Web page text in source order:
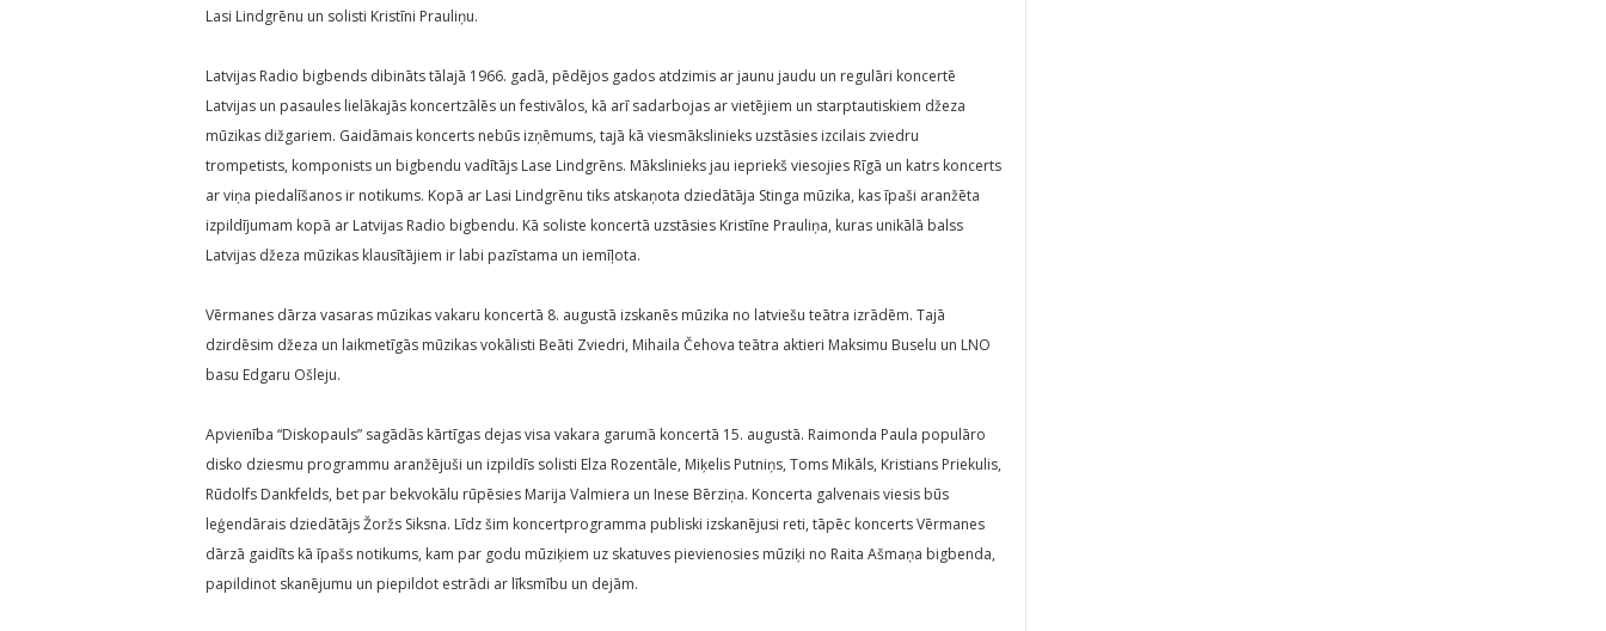
Lasi Lindgrēnu un solisti Kristīni Prauliņu.
Latvijas Radio bigbends dibināts tālajā 1966. gadā, pēdējos gados atdzimis ar jaunu jaudu un regulāri koncertē
Latvijas un pasaules lielākajās koncertzālēs un festivālos, kā arī sadarbojas ar vietējiem un starptautiskiem džeza
mūzikas dižgariem. Gaidāmais koncerts nebūs izņēmums, tajā kā viesmākslinieks uzstāsies izcilais zviedru
trompetists, komponists un bigbendu vadītājs Lase Lindgrēns. Mākslinieks jau iepriekš viesojies Rīgā un katrs koncerts
ar viņa piedalīšanos ir notikums. Kopā ar Lasi Lindgrēnu tiks atskaņota dziedātāja Stinga mūzika, kas īpaši aranžēta
izpildījumam kopā ar Latvijas Radio bigbendu. Kā soliste koncertā uzstāsies Kristīne Prauliņa, kuras unikālā balss
Latvijas džeza mūzikas klausītājiem ir labi pazīstama un iemīļota.
Vērmanes dārza vasaras mūzikas vakaru koncertā 8. augustā izskanēs mūzika no latviešu teātra izrādēm. Tajā
dzirdēsim džeza un laikmetīgās mūzikas vokālisti Beāti Zviedri, Mihaila Čehova teātra aktieri Maksimu Buselu un LNO
basu Edgaru Ošleju.
Apvienība “Diskopauls” sagādās kārtīgas dejas visa vakara garumā koncertā 15. augustā. Raimonda Paula populāro
disko dziesmu programmu aranžējuši un izpildīs solisti Elza Rozentāle, Miķelis Putniņs, Toms Mikāls, Kristians Priekulis,
Rūdolfs Dankfelds, bet par bekvokālu rūpēsies Marija Valmiera un Inese Bērziņa. Koncerta galvenais viesis būs
leģendārais dziedātājs Žoržs Siksna. Līdz šim koncertprogramma publiski izskanējusi reti, tāpēc koncerts Vērmanes
dārzā gaidīts kā īpašs notikums, kam par godu mūziķiem uz skatuves pievienosies mūziķi no Raita Ašmaņa bigbenda,
papildinot skanējumu un piepildot estrādi ar līksmību un dejām.